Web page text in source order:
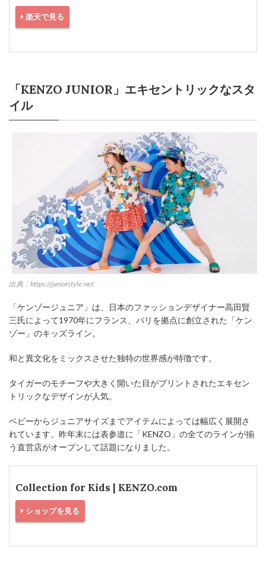
楽天で見る
「KENZO JUNIOR」エキセントリックなスタ
イル
出典：https://juniorstyle.net
「ケンゾージュニア」は、日本のファッションデザイナー高田賢
三氏によって1970年にフランス、パリを拠点に創立された「ケン
ゾー」のキッズライン。
和と異文化をミックスさせた独特の世界感が特徴です。
タイガーのモチーフや大きく開いた目がプリントされたエキセン
トリックなデザインが人気。
ベビーからジュニアサイズまでアイテムによっては幅広く展開さ
れています。昨年末には表参道に「KENZO」の全てのラインが揃
う直営店がオープンして話題になりました。
Collection for Kids | KENZO.com
ショップを見る